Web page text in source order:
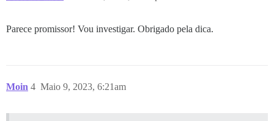
Parece promissor! Vou investigar. Obrigado pela dica.
Moin Maio 9, 2023, 6:21am
4